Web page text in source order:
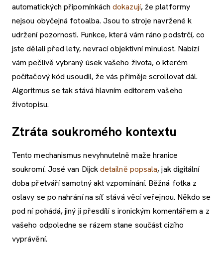
automatických připomínkáchdokazují, že platformy
nejsou obyčejná fotoalba. Jsou to stroje navržené k
udržení pozornosti. Funkce, která vám ráno podstrčí, co
jste dělali před lety, nevrací objektivní minulost. Nabízí
vám pečlivě vybraný úsek vašeho života, o kterém
počítačový kód usoudil, že vás přiměje scrollovat dál.
Algoritmus se tak stává hlavním editorem vašeho
životopisu.
Ztráta soukromého kontextu
Tento mechanismus nevyhnutelně maže hranice
soukromí. José van Dijckdetailně popsala, jak digitální
doba přetváří samotný akt vzpomínání. Běžná fotka z
oslavy se po nahrání na síť stává věcí veřejnou. Někdo se
pod ní pohádá, jiný ji přesdílí s ironickým komentářem a z
vašeho odpoledne se rázem stane součást cizího
vyprávění.